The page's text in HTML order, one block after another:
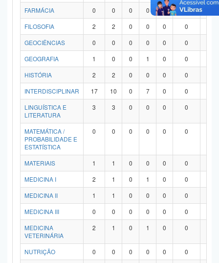
FARMÁCIA
0 0 0 0 0 0
FILOSOFIA
2 2 0 0 0 0
GEOCIÊNCIAS
0 0 0 0 0 0
GEOGRAFIA
1 0 0 1 0 0
HISTÓRIA
2 2 0 0 0 0
INTERDISCIPLINAR
17 10 0 7 0 0
LINGUÍSTICA E
LITERATURA
3 3 0 0 0 0
MATEMÁTICA /
PROBABILIDADE E
ESTATÍSTICA
0 0 0 0 0 0
MATERIAIS 1 1 0 0 0 0
MEDICINA I
2 1 0 1 0 0
MEDICINA II
1 1 0 0 0 0
MEDICINA III
0 0 0 0 0 0
MEDICINA
VETERINÁRIA
2 1 0 1 0 0
NUTRIÇÃO 0 0 0 0 0 0